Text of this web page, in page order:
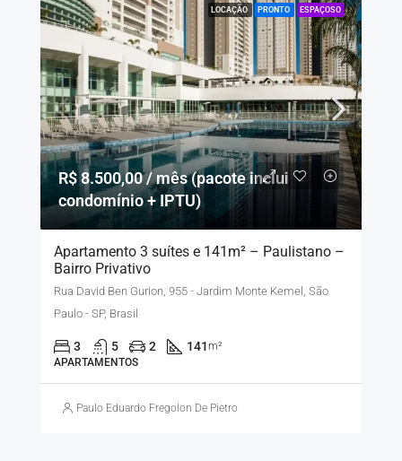
LOCAÇÃO PRONTO ESPAÇOSO
R$ 8.500,00 / mês (pacote inclui
condomínio + IPTU)
Apartamento 3 suítes e 141m² – Paulistano –
Bairro Privativo
Rua David Ben Gurion, 955 - Jardim Monte Kemel, São
Paulo - SP, Brasil
3 5 2 141m²
APARTAMENTOS
Paulo Eduardo Fregolon De Pietro